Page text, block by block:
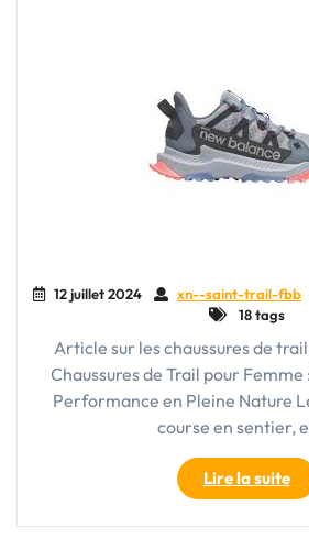
12 juillet 2024 xn--saint-trail-fbb
18 tags
Article sur les chaussures de
Chaussures de Trail pour
Performance en Pleine Nature
course en sentier,
Lire la suite
de